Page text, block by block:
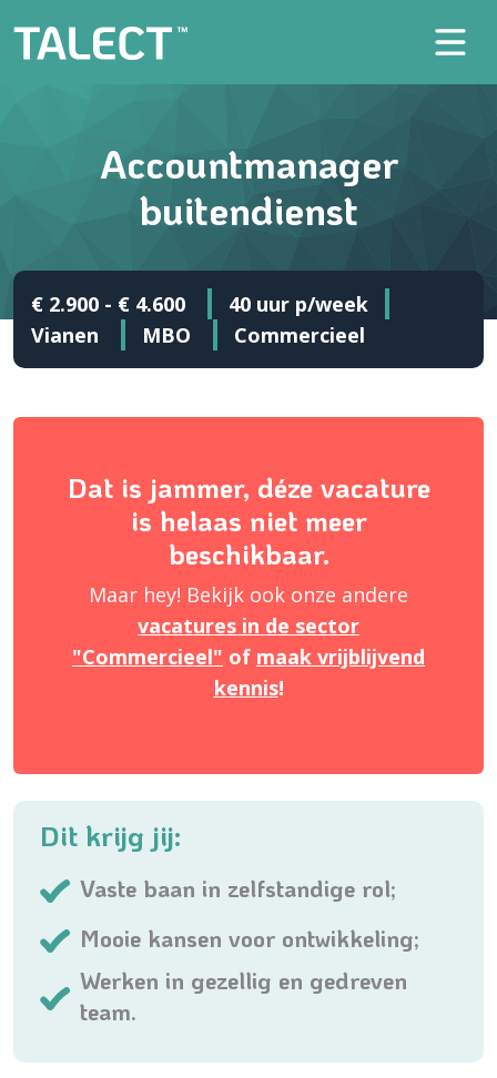
Accountmanager
buitendienst
€ 2.900 - € 4.600
40 uur p/week
Vianen
MBO Commercieel
Dat is jammer, déze vacature
is helaas niet meer
beschikbaar.
Maar hey! Bekijk ook onze andere
vacatures in de sector
"Commercieel" of maak vrijblijvend
kennis!
Dit krijg jij:
Vaste baan in zelfstandige rol;
Mooie kansen voor ontwikkeling;
Werken in gezellig en gedreven
team.